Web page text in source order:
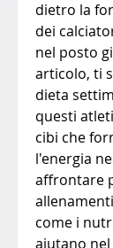
dietro la
dei
nel posto
articolo, ti
dieta
questi
cibi che
l'energia
affrontare
come i
aiutano